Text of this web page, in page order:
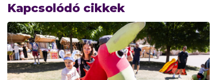
Kapcsolódó cikkek